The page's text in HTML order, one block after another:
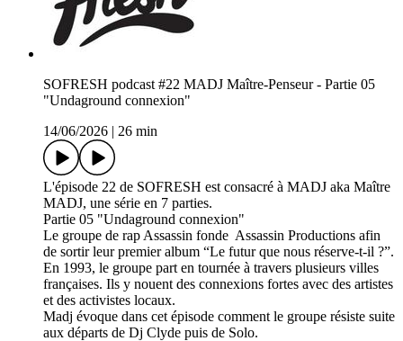
SOFRESH podcast #22 MADJ Maître-Penseur - Partie 05
"Undaground connexion"
14/06/2026
26 min
L'épisode 22 de SOFRESH est consacré à MADJ aka Maître
MADJ, une série en 7 parties.
Partie 05 "Undaground connexion"
Le groupe de rap Assassin fonde Assassin Productions afin
de sortir leur premier album “Le futur que nous réserve-t-il ?”.
En 1993, le groupe part en tournée à travers plusieurs villes
françaises. Ils y nouent des connexions fortes avec des artistes
et des activistes locaux.
Madj évoque dans cet épisode comment le groupe résiste suite
aux départs de Dj Clyde puis de Solo.